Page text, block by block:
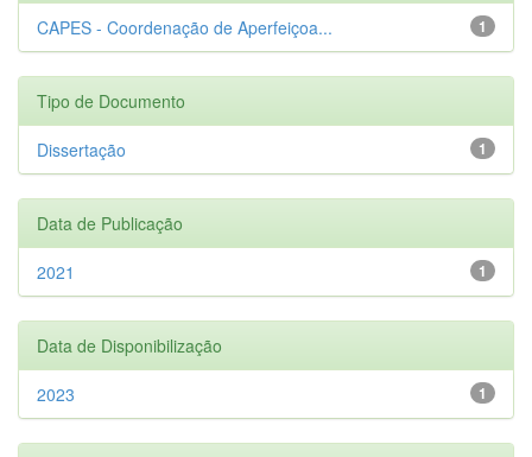
1
CAPES - Coordenação de Aperfeiçoa...
Tipo de Documento
1
Dissertação
Data de Publicação
1
2021
Data de Disponibilização
1
2023